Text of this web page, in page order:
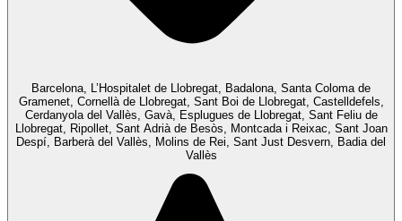
Barcelona, L’Hospitalet de Llobregat, Badalona, Santa Coloma de
Gramenet, Cornellà de Llobregat, Sant Boi de Llobregat, Castelldefels,
Cerdanyola del Vallès, Gavà, Esplugues de Llobregat, Sant Feliu de
Llobregat, Ripollet, Sant Adrià de Besòs, Montcada i Reixac, Sant Joan
Despí, Barberà del Vallès, Molins de Rei, Sant Just Desvern, Badia del
Vallès